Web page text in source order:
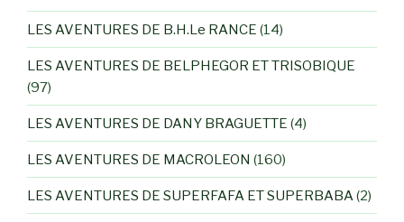
LES AVENTURES DE B.H.Le RANCE (14)
LES AVENTURES DE BELPHEGOR ET TRISOBIQUE
(97)
LES AVENTURES DE DANY BRAGUETTE (4)
LES AVENTURES DE MACROLEON (160)
LES AVENTURES DE SUPERFAFA ET SUPERBABA (2)